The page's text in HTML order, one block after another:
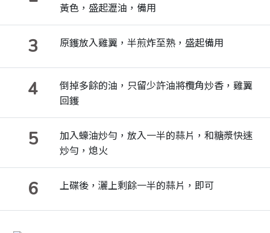
黃色，盛起瀝油，備用
3 原鑊放入雞翼，半煎炸至熟，盛起備用
4
倒掉多餘的油，只留少許油將欖角炒香，雞翼
回鑊
5
加入蠔油炒勻，放入一半的蒜片，和糖漿快速
炒勻，熄火
6 上碟後，灑上剩餘一半的蒜片，即可